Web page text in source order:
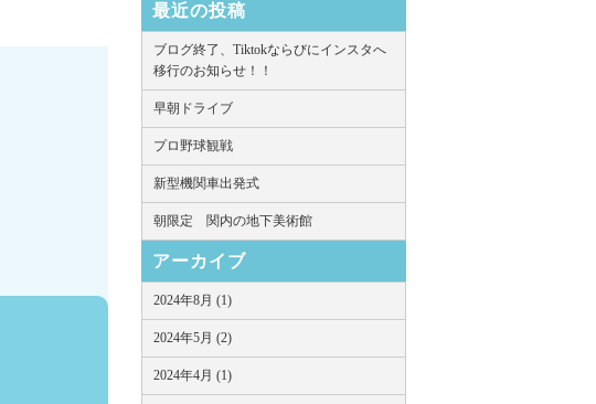
最近の投稿
ブログ終了、Tiktokならびにインスタへ
移行のお知らせ！！
早朝ドライブ
プロ野球観戦
新型機関車出発式
朝限定 関内の地下美術館
アーカイブ
2024年8月 (1)
2024年5月 (2)
2024年4月 (1)